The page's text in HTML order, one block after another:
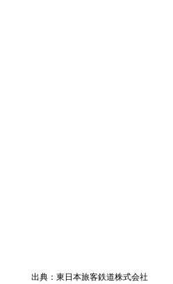
出典：東日本旅客鉄道株式会社